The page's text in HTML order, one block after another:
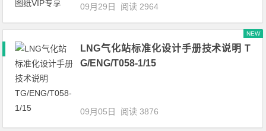
09月29日 阅读 2964
LNG气化站标准化设计手册技术说明 T
G/ENG/T058-1/15
NEW
09月05日 阅读 3876